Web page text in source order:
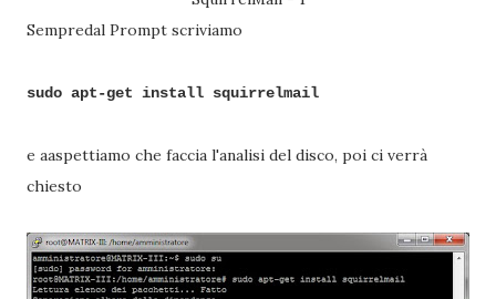
Sempredal Prompt scriviamo
sudo apt-get install squirrelmail
e aaspettiamo che faccia l'analisi del disco, poi ci verrà
chiesto